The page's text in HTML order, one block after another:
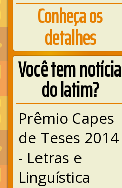
Conheça os
detalhes
Você tem notícia
do latim?
Prêmio Capes
de Teses 2014
- Letras e
Linguística